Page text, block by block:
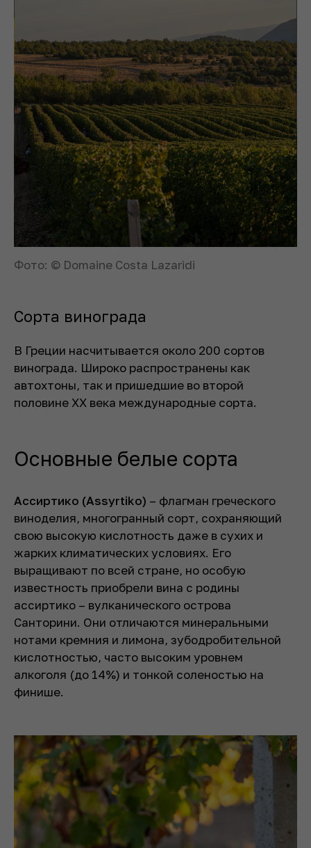
Фото: © Domaine Costa Lazaridi
Сорта винограда
В Греции насчитывается около 200 сортов
винограда. Широко распространены как
автохтоны, так и пришедшие во второй
половине XX века международные сорта.
Основные белые сорта
Ассиртико (Assyrtiko) – флагман греческого
виноделия, многогранный сорт, сохраняющий
свою высокую кислотность даже в сухих и
жарких климатических условиях. Его
выращивают по всей стране, но особую
известность приобрели вина с родины
ассиртико – вулканического острова
Санторини. Они отличаются минеральными
нотами кремния и лимона, зубодробительной
кислотностью, часто высоким уровнем
алкоголя (до 14%) и тонкой соленостью на
финише.